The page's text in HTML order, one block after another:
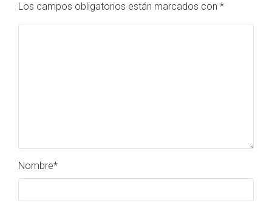
Los campos obligatorios están marcados con *
Nombre*